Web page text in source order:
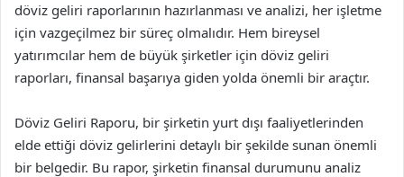
döviz geliri raporlarının hazırlanması ve analizi, her işletme
için vazgeçilmez bir süreç olmalıdır. Hem bireysel
yatırımcılar hem de büyük şirketler için döviz geliri
raporları, finansal başarıya giden yolda önemli bir araçtır.
Döviz Geliri Raporu, bir şirketin yurt dışı faaliyetlerinden
elde ettiği döviz gelirlerini detaylı bir şekilde sunan önemli
bir belgedir. Bu rapor, şirketin finansal durumunu analiz